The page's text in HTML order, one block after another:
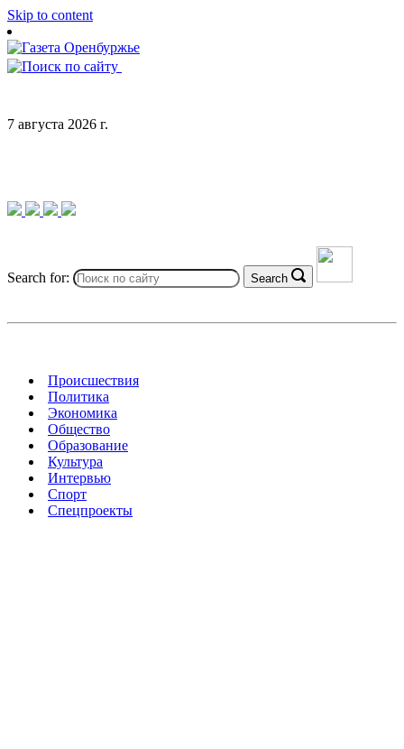
Skip to content
7 августа 2026 г.
Search for: Search
Происшествия
Политика
Экономика
Общество
Образование
Культура
Интервью
Спорт
Спецпроекты